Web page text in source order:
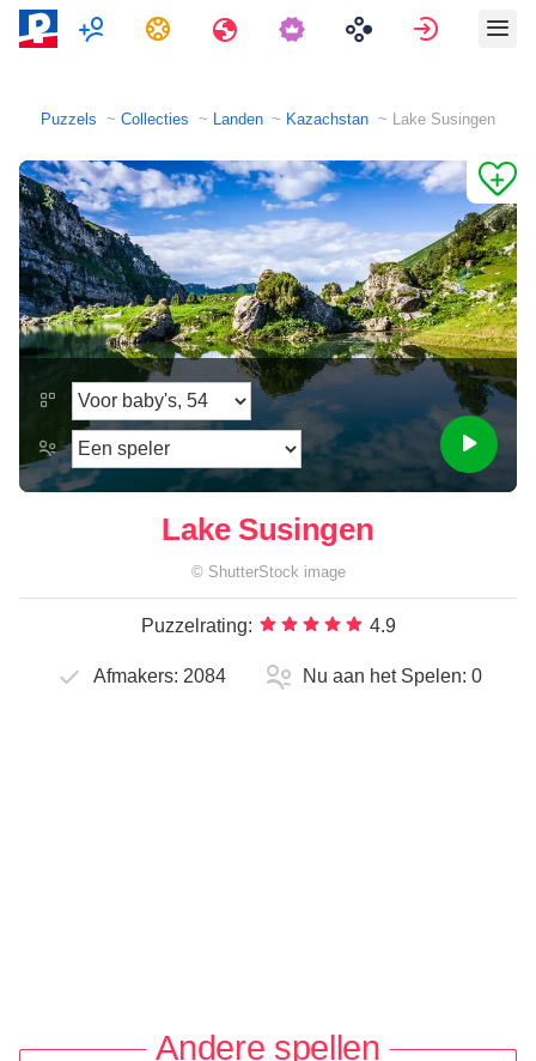
MultispelerTaken Reizen
Puzzels Collecties Landen Kazachstan Lake Susingen
Lake Susingen
© ShutterStock image
Puzzelrating: 4.9
Afmakers: 2084 Nu aan het Spelen: 0
Andere spellen